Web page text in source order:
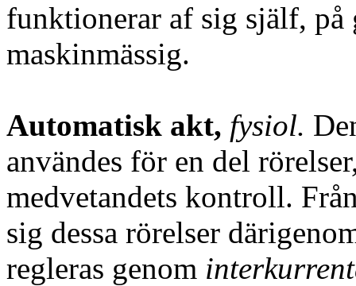
funktionerar af sig själf, på
maskinmässig.
Automatisk akt, fysiol.
användes för en del
medvetandets kontroll.
sig dessa rörelser
regleras genom